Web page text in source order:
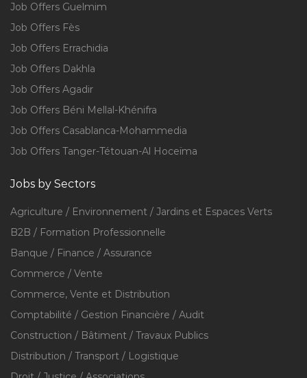
Job Offers Guelmim
Job Offers Fès
Job Offers Errachidia
Job Offers Dakhla
Job Offers Agadir
Job Offers Béni Mellal-Khénifra
Job Offers Casablanca-Mohammedia
Job Offers Tanger-Tétouan-Al Hoceïma
Jobs by Sectors
Agriculture / Environnement / Jardins et Espaces Verts
B2B / Formation Professionnelle
Banque / Finance / Assurance
Commerce / Vente
Commerce, Vente et Distribution
Comptabilité / Gestion Financière / Audit
Construction / Bâtiment / Travaux Publics
Distribution / Transport / Logistique